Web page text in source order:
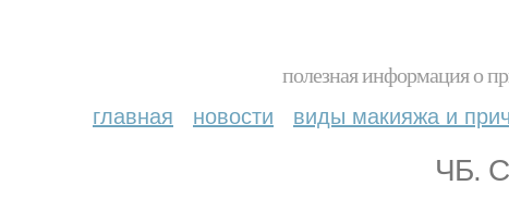
полезная информация о
главная новости виды макияжа и
ЧБ.